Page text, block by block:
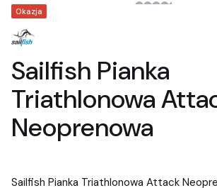
Tagi produktu
Okazja
Sailfish Pianka
Triathlonowa
Neoprenowa
Sailfish Pianka Triathlonowa Attack